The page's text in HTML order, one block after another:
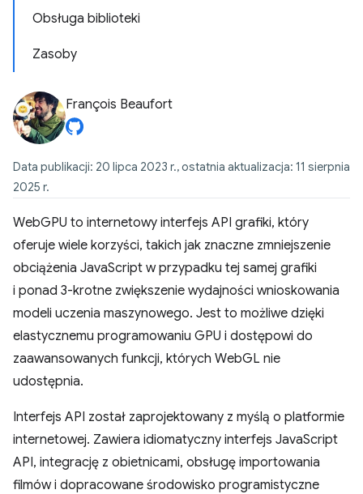
Obsługa biblioteki
Zasoby
François Beaufort
Data publikacji: 20 lipca 2023 r., ostatnia aktualizacja: 11 sierpnia
2025 r.
WebGPU to internetowy interfejs API grafiki, który
oferuje wiele korzyści, takich jak znaczne zmniejszenie
obciążenia JavaScript w przypadku tej samej grafiki
i ponad 3-krotne zwiększenie wydajności wnioskowania
modeli uczenia maszynowego. Jest to możliwe dzięki
elastycznemu programowaniu GPU i dostępowi do
zaawansowanych funkcji, których WebGL nie
udostępnia.
Interfejs API został zaprojektowany z myślą o platformie
internetowej. Zawiera idiomatyczny interfejs JavaScript
API, integrację z obietnicami, obsługę importowania
filmów i dopracowane środowisko programistyczne